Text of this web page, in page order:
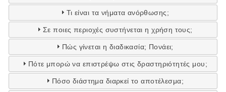
Τι είναι τα νήματα ανόρθωσης;
Σε ποιες περιοχές συστήνεται η χρήση τους;
Πώς γίνεται η διαδικασία; Πονάει;
Πότε μπορώ να επιστρέψω στις δραστηριότητές μου;
Πόσο διάστημα διαρκεί το αποτέλεσμα;